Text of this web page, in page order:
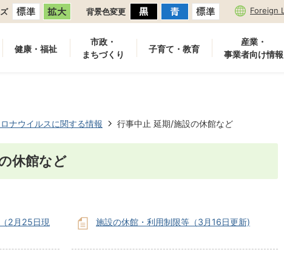
背景色変更 Foreign
健康・福祉
市政・
まちづくり
子育て・教育
産業・
事業者向け情報
ナウイルスに関する情報 行事中止 延期/施設の休館など
休館など
2月25日現
施設の休館・利用制限等（3月16日更新)